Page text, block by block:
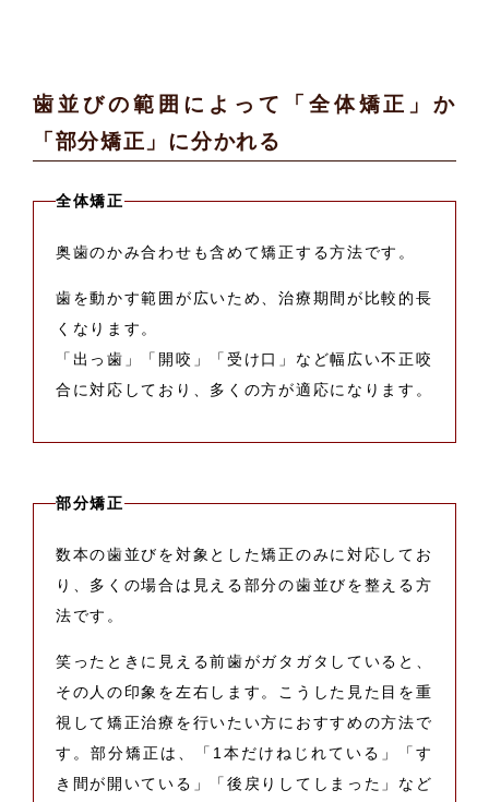
歯並びの範囲によって「全体矯正」か
「部分矯正」に分かれる
全体矯正
奥歯のかみ合わせも含めて矯正する方法です。
歯を動かす範囲が広いため、治療期間が比較的長
くなります。
「出っ歯」「開咬」「受け口」など幅広い不正咬
合に対応しており、多くの方が適応になります。
部分矯正
数本の歯並びを対象とした矯正のみに対応してお
り、多くの場合は見える部分の歯並びを整える方
法です。
笑ったときに見える前歯がガタガタしていると、
その人の印象を左右します。こうした見た目を重
視して矯正治療を行いたい方におすすめの方法で
す。部分矯正は、「1本だけねじれている」「す
き間が開いている」「後戻りしてしまった」など